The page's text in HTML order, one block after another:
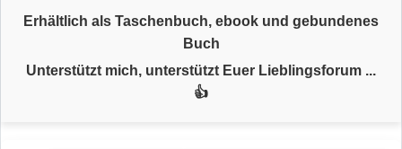
Erhältlich als Taschenbuch, ebook und gebundenes
Buch
Unterstützt mich, unterstützt Euer Lieblingsforum ...
👍